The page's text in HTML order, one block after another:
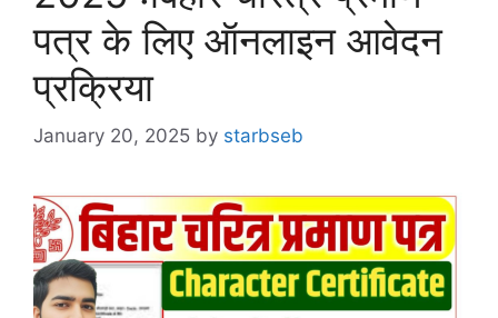
पत्र के लिए ऑनलाइन आवेदन
प्रक्रिया
January 20, 2025 by starbseb